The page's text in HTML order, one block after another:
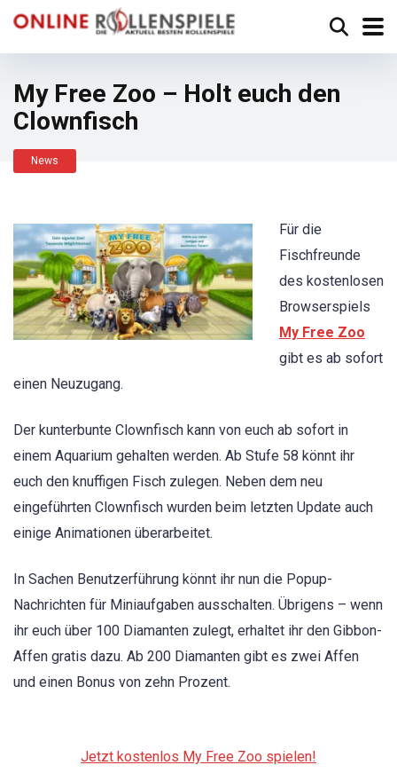
My Free Zoo – Holt euch den
Clownfisch
News
Für die
Fischfreunde
des kostenlosen
Browserspiels
My Free Zoo
gibt es ab sofort
einen Neuzugang.
Der kunterbunte Clownfisch kann von euch ab sofort in
einem Aquarium gehalten werden. Ab Stufe 58 könnt ihr
euch den knuffigen Fisch zulegen. Neben dem neu
eingeführten Clownfisch wurden beim letzten Update auch
einige Animationen überarbeitet.
In Sachen Benutzerführung könnt ihr nun die Popup-
Nachrichten für Miniaufgaben ausschalten. Übrigens – wenn
ihr euch über 100 Diamanten zulegt, erhaltet ihr den Gibbon-
Affen gratis dazu. Ab 200 Diamanten gibt es zwei Affen
und einen Bonus von zehn Prozent.
Jetzt kostenlos My Free Zoo spielen!